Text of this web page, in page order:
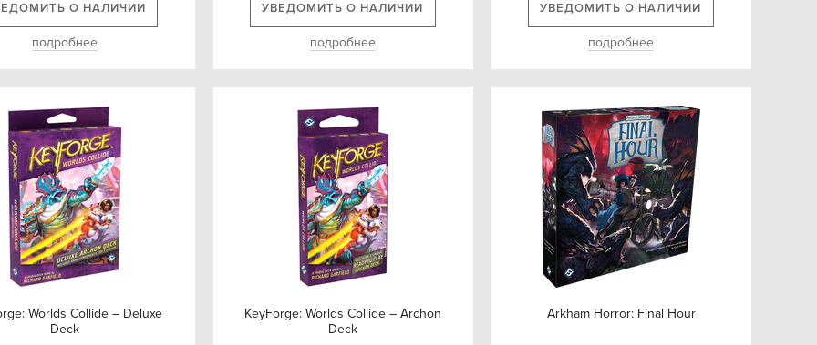
О НАЛИЧИИ
подробнее
УВЕДОМИТЬ О НАЛИЧИИ
подробнее
УВЕДОМИТЬ О НАЛИЧИИ
подробнее
Worlds Collide – Deluxe
Deck
KeyForge: Worlds Collide – Archon
Deck
Arkham Horror: Final Hour